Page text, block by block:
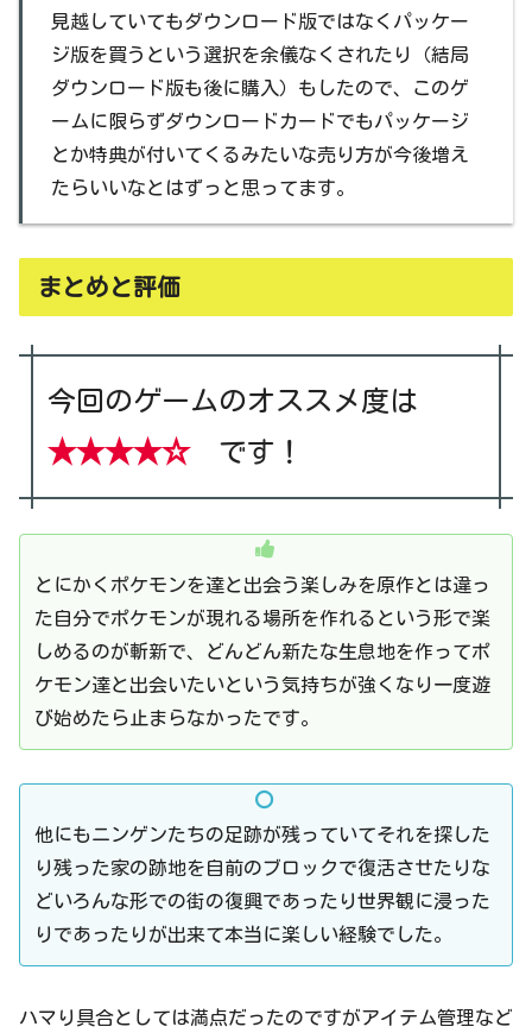
見越していてもダウンロード版ではなくパッケー
ジ版を買うという選択を余儀なくされたり（結局
ダウンロード版も後に購入）もしたので、このゲ
ームに限らずダウンロードカードでもパッケージ
とか特典が付いてくるみたいな売り方が今後増え
たらいいなとはずっと思ってます。
まとめと評価
今回のゲームのオススメ度は
★★★★☆です！
とにかくポケモンを達と出会う楽しみを原作とは違っ
た自分でポケモンが現れる場所を作れるという形で楽
しめるのが斬新で、どんどん新たな生息地を作ってポ
ケモン達と出会いたいという気持ちが強くなり一度遊
び始めたら止まらなかったです。
他にもニンゲンたちの足跡が残っていてそれを探した
り残った家の跡地を自前のブロックで復活させたりな
どいろんな形での街の復興であったり世界観に浸った
りであったりが出来て本当に楽しい経験でした。
ハマり具合としては満点だったのですがアイテム管理など